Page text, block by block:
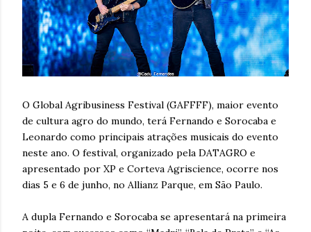
O Global Agribusiness Festival (GAFFFF), maior evento
de cultura agro do mundo, terá Fernando e Sorocaba e
Leonardo como principais atrações musicais do evento
neste ano. O festival, organizado pela DATAGRO e
apresentado por XP e Corteva Agriscience, ocorre nos
dias 5 e 6 de junho, no Allianz Parque, em São Paulo.
A dupla Fernando e Sorocaba se apresentará na primeira